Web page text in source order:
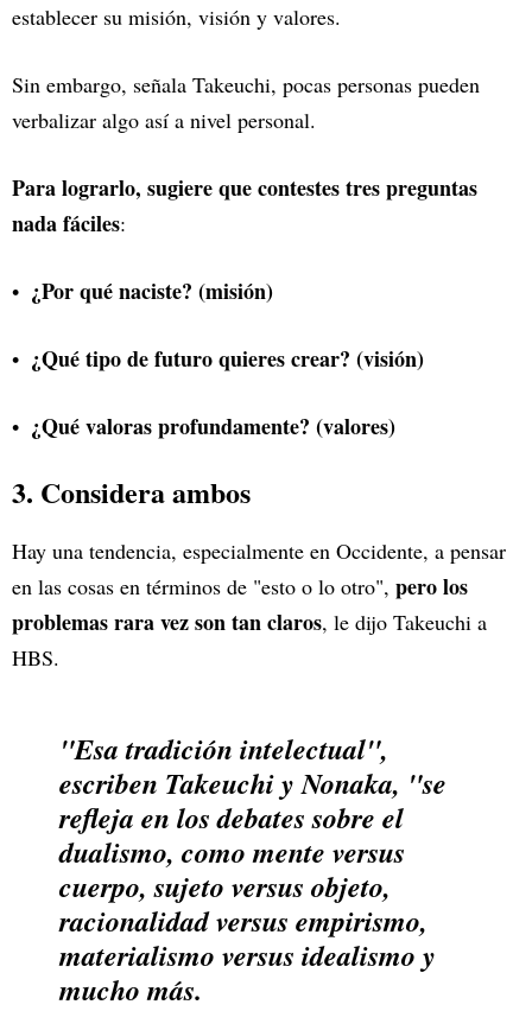
establecer su misión, visión y valores.
Sin embargo, señala Takeuchi, pocas personas pueden
verbalizar algo así a nivel personal.
Para lograrlo, sugiere que contestes tres preguntas
nada fáciles:
¿Por qué naciste? (misión)
¿Qué tipo de futuro quieres crear? (visión)
¿Qué valoras profundamente? (valores)
3. Considera ambos
Hay una tendencia, especialmente en Occidente, a pensar
en las cosas en términos de "esto o lo otro", pero los
problemas rara vez son tan claros, le dijo Takeuchi a
HBS.
"Esa tradición intelectual",
escriben Takeuchi y Nonaka, "se
refleja en los debates sobre el
dualismo, como mente versus
cuerpo, sujeto versus objeto,
racionalidad versus empirismo,
materialismo versus idealismo y
mucho más.